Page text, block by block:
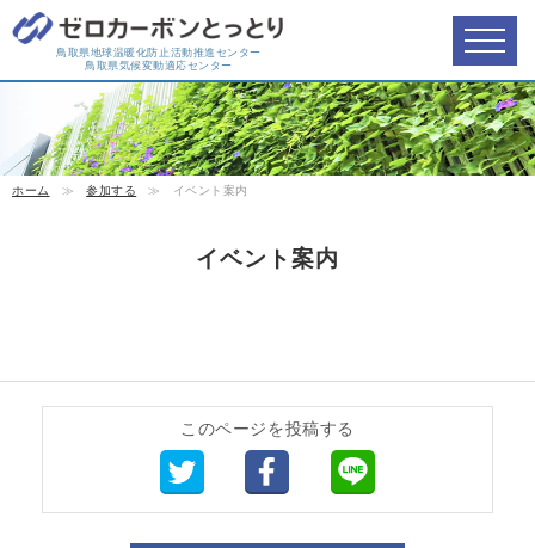
鳥取県地球温暖化防止活動推進センター
鳥取県気候変動適応センター
ホーム ≫ 参加する ≫ イベント案内
イベント案内
このページを投稿する